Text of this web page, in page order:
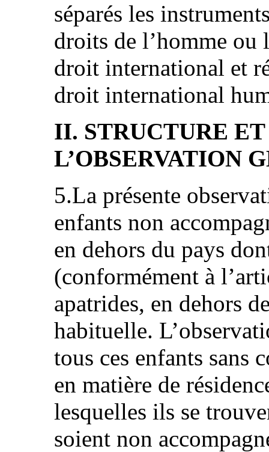
séparés les
droits de l’homme ou
droit international et
droit international
II. STRUCTURE
L’OBSERVATION
5.La présente
enfants non
en dehors du pays
(conformément à
apatrides, en dehors
habituelle.
tous ces enfants sans
en matière de
lesquelles ils se
soient non